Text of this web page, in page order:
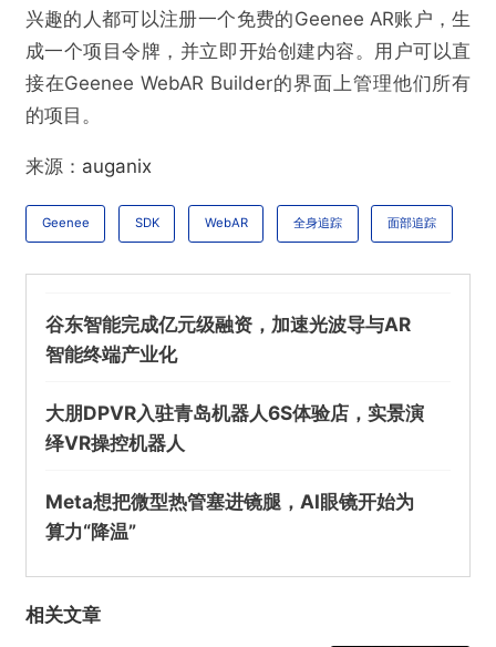
免费用于非商业项目
不实信息
兴趣的人都可以注册一个免费的Geenee AR账户，生
成一个项目令牌，并立即开始创建内容。用户可以直
接在Geenee WebAR Builder的界面上管理他们所有
的项目。
来源： auganix
Geenee SDK WebAR 全身追踪 面部追踪
谷东智能完成亿元级融资，加速光波导与AR
智能终端产业化
大朋DPVR入驻青岛机器人6S体验店，实景演
绎VR操控机器人
Meta想把微型热管塞进镜腿，AI眼镜开始为
算力“降温”
相关文章